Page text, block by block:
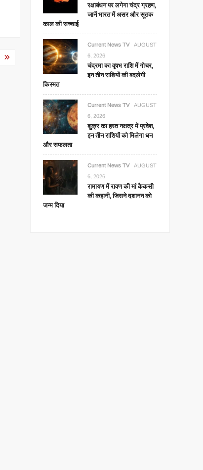
रक्षाबंधन पर लगेगा चंद्र ग्रहण,
जानें भारत में असर और सूतक
काल की सच्चाई
Current News TV
AUGUST
6, 2026
चंद्रमा का वृषभ राशि में गोचर,
इन तीन राशियों की बदलेगी
किस्मत
Current News TV
AUGUST
6, 2026
शुक्र का हस्त नक्षत्र में प्रवेश,
इन तीन राशियों को मिलेगा धन
और सफलता
Current News TV
AUGUST
6, 2026
रामायण में रावण की मां कैकसी
की कहानी, जिसने दशानन को
जन्म दिया